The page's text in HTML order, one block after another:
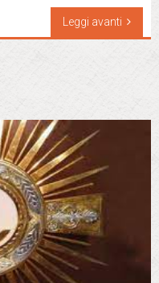
Leggi avanti